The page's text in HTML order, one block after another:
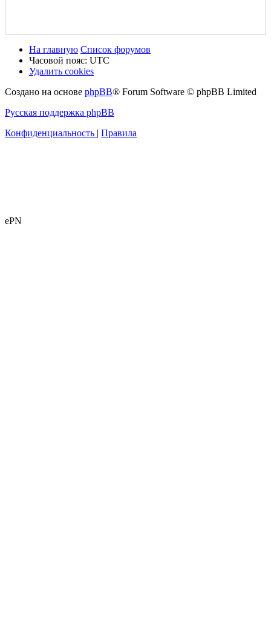
На главную Список форумов
Часовой пояс: UTC
Удалить cookies
Создано на основе phpBB® Forum Software © phpBB Limited
Русская поддержка phpBB
Конфиденциальность | Правила
ePN